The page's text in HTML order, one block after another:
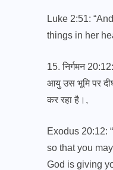
Luke 2:51:
things in her
15. निर्गमन
आयु उस भूमि पर
कर रहा है।,
Exodus 20:12:
so that you
God is giving